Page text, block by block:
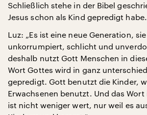
Schließlich stehe in der Bibel
Jesus schon als Kind gepredigt habe.
Luz: „Es ist eine neue Generation,
unkorrumpiert, schlicht und
deshalb nutzt Gott Menschen in
Wort Gottes wird in ganz
gepredigt. Gott benutzt die Kinder,
Erwachsenen benutzt. Und das Wort
ist nicht weniger wert, nur weil es